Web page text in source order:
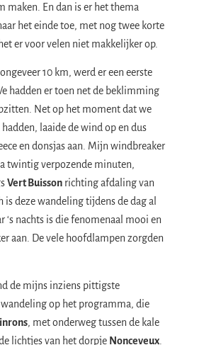
maken. En dan is er het thema
het einde toe, met nog twee korte
er voor velen niet makkelijker op.
10 km, werd er een eerste
hadden er toen net de beklimming
Net op het moment dat we
laaide de wind op en dus
en donsjas aan. Mijn windbreaker
twintig verpozende minuten,
Vert Buisson richting afdaling van
is deze wandeling tijdens de dag al
‘s nachts is die fenomenaal mooi en
aan. De vele hoofdlampen zorgden
de mijns inziens pittigste
op het programma, die
, met onderweg tussen de kale
lichtjes van het dorpje Nonceveux